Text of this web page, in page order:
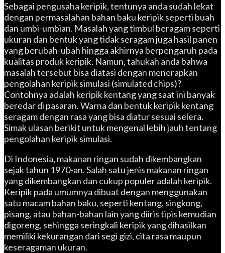
Sebagai pengusaha keripik, tentunya anda sudah lekat
dengan permasalahan bahan baku keripik seperti buah
dan umbi-umbian. Masalah yang timbul beragam seperti
ukuran dan bentuk yang tidak seragam juga hasil panen
yang berubah-ubah hingga akhirnya berpengaruh pada
kualitas produk keripik. Namun, tahukah anda bahwa
masalah tersebut bisa diatasi dengan menerapkan
pengolahan keripik simulasi (simulated chips)?
Contohnya adalah keripik kentang yang saat ini banyak
beredar di pasaran. Warna dan bentuk keripik kentang
seragam dengan rasa yang bisa diatur sesuai selera.
Simak ulasan berikit untuk mengenal lebih jauh tentang
pengolahan keripik simulasi.
Di Indonesia, makanan ringan sudah dikembangkan
sejak tahun 1970-an. Salah satu jenis makanan ringan
yang dikembangkan dan cukup populer adalah keripik.
Keripik pada umumnya dibuat dengan menggunakan
satu macam bahan baku, seperti kentang, singkong,
pisang, atau bahan-bahan lain yang diiris tipis kemudian
digoreng, sehingga seringkali keripik yang dihasilkan
memiliki kekurangan dari segi gizi, cita rasa maupun
keseragaman ukuran.